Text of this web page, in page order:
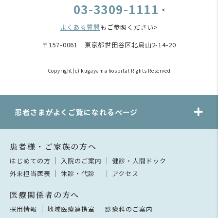
03-3309-1111 <
よくある質問もご参照ください>
〒157-0061 東京都世田谷区北烏山2-14-20
Copyright(c) kugayama hospital Rights Reserved
患者さまがよくご覧になれるページ
患者様・ご家族の方へ
はじめての方 入院のご案内
健診・人間ドック
外来担当医表
休診・代診 アクセス
医療関係者の方へ
採用情報 地域医療連携室 診療科のご案内